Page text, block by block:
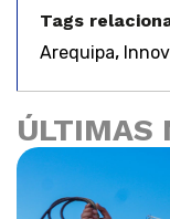
Tags
Arequipa,
ÚLTIMAS